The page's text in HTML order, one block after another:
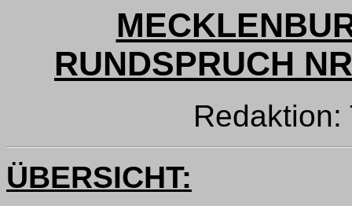
RUNDSPRUCH
Redaktion:
ÜBERSICHT: